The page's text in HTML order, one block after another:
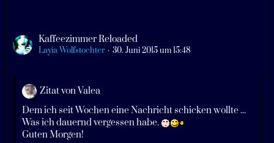
Kaffeezimmer Reloaded
Layia Wolfstochter 30. Juni 2015 um 15:48
Zitat von Valea
Dem ich seit Wochen eine Nachricht schicken wollte ...
Was ich dauernd vergessen habe.
Guten Morgen!